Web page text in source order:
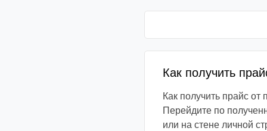
Как получить
Как получить прайс
Перейдите по
или на стене личной